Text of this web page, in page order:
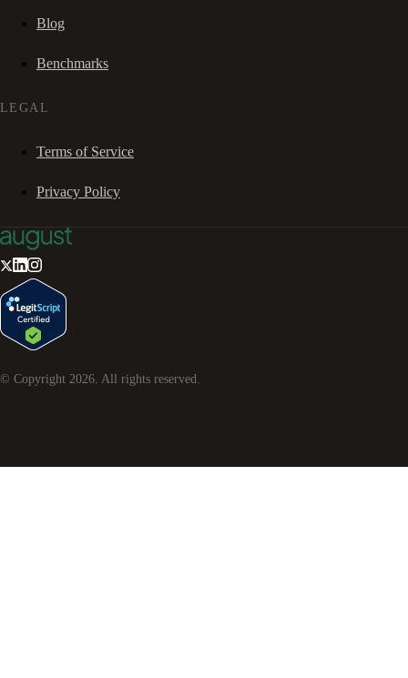
Blog
Benchmarks
LEGAL
Terms of Service
Privacy Policy
© Copyright 2026 . All rights reserved.